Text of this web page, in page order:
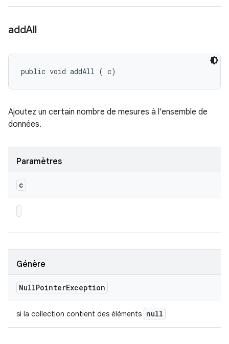
addAll
public void addAll ( c)
Ajoutez un certain nombre de mesures à l'ensemble de
données.
Paramètres
c
Génère
NullPointerException
si la collection contient des éléments null